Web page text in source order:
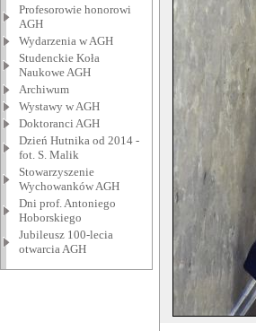
Profesorowie honorowi
AGH
Wydarzenia w AGH
Studenckie Koła
Naukowe AGH
Archiwum
Wystawy w AGH
Doktoranci AGH
Dzień Hutnika od 2014 -
fot. S. Malik
Stowarzyszenie
Wychowanków AGH
Dni prof. Antoniego
Hoborskiego
Jubileusz 100-lecia
otwarcia AGH